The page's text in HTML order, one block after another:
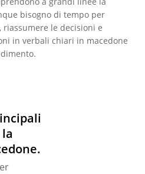
bisogno di tempo per
le decisioni e
in verbali chiari in macedone